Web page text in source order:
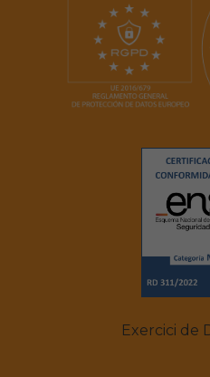
Exercici de